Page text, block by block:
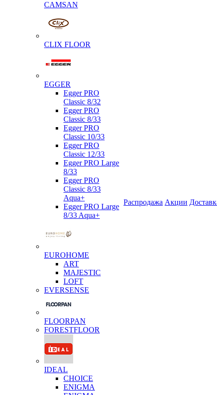
CAMSAN
CLIX FLOOR
EGGER
Egger PRO
Classic 8/32
Egger PRO
Classic 8/33
Egger PRO
Classic 10/33
Egger PRO
Classic 12/33
Egger PRO Large
8/33
Egger PRO
Classic 8/33
Aqua+
Egger PRO Large
8/33 Aqua+
EUROHOME
ART
MAJESTIC
LOFT
EVERSENSE
FLOORPAN
FORESTFLOOR
IDEAL
CHOICE
ENIGMA
Распродажа Акции